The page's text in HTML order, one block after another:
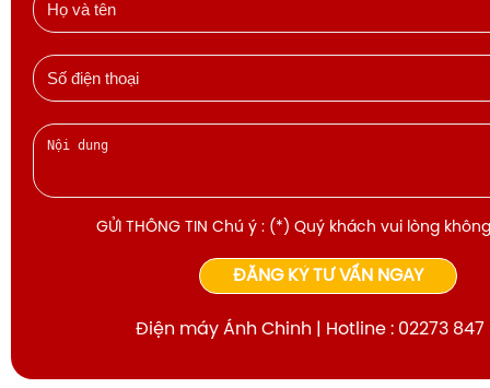
GỬI THÔNG TIN Chú ý : (*) Quý khách vui lòng
ĐĂNG KÝ TƯ VẤN NGAY
Điện máy Ánh Chinh | Hotline : 02273 847